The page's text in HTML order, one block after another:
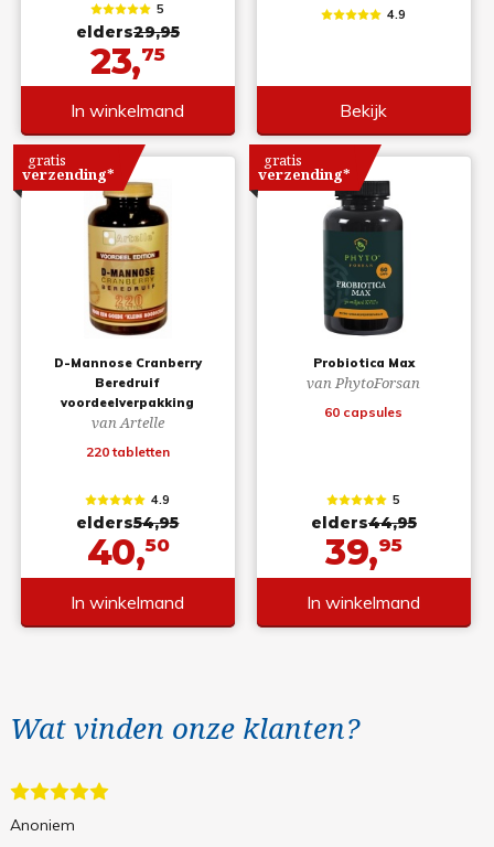
5
elders29,95
23,75
In winkelmand
4.9
Bekijk
D-Mannose Cranberry
Beredruif
voordeelverpakking
van Artelle
220 tabletten
gratis
verzending*
4.9
elders54,95
40,50
In winkelmand
Probiotica Max
van PhytoForsan
60 capsules
gratis
verzending*
5
elders44,95
39,95
In winkelmand
Wat vinden onze klanten?
Anoniem